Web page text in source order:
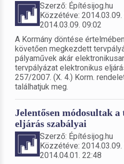
Szerző: Építésijog.hu
Közzétéve:
2014.03.09. 09:02
A Kormány döntése
követően megkezdett
pályaművek akár
tervpályázat elektronikus
257/2007. (X. 4.) Korm.
találhatjuk meg.
Jelentősen módosultak
eljárás szabályai
Szerző: Építésijog.hu
Közzétéve:
2014.04.01. 22:48